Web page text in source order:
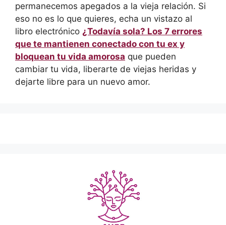
permanecemos apegados a la vieja relación. Si
eso no es lo que quieres, echa un vistazo al
libro electrónico ¿Todavía sola? Los 7 errores
que te mantienen conectado con tu ex y
bloquean tu vida amorosa que pueden
cambiar tu vida, liberarte de viejas heridas y
dejarte libre para un nuevo amor.